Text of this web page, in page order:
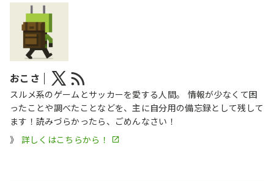
おこさ
スルメ系のゲームとサッカーを愛する人間。 情報が少なくて困
ったことや調べたことなどを、主に自分用の備忘録として残して
ます！読みづらかったら、ごめんなさい！
》 詳しくはこちらから！